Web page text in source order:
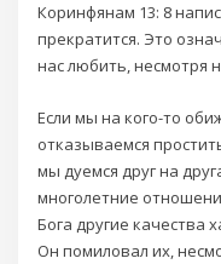
Коринфянам 13: 8
прекратится. Это
нас любить, несмотря
Если мы на кого-то
отказываемся
мы дуемся друг на
многолетние
Бога другие качества
Он помиловал их,